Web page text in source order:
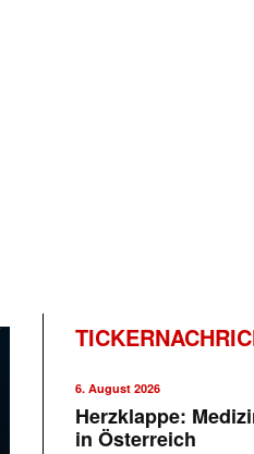
6. August 2026
Herzklappe:
in Österreich